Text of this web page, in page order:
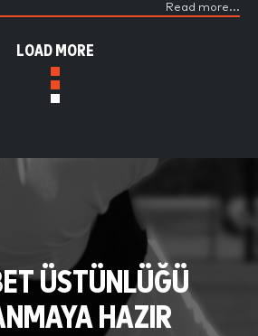
Read more...
LOAD MORE
ÜSTÜNLÜĞÜ
HAZIR